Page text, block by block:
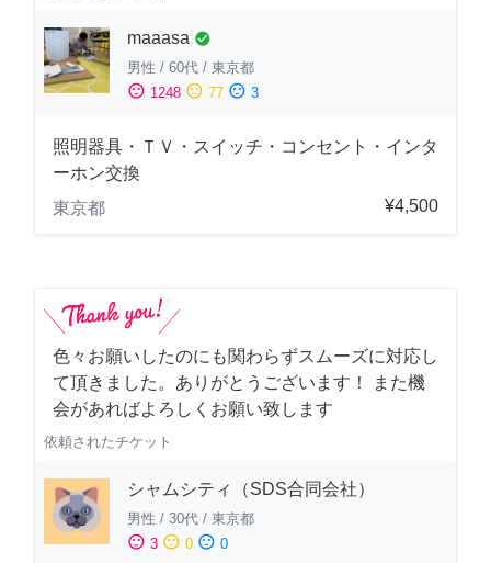
maaasa check_circle
男性 / 60代 / 東京都
sentiment_satisfied 1248 sentiment_neutral 77 sentiment_dissatisfied 3
照明器具・ＴＶ・スイッチ・コンセント・インタ
ーホン交換
東京都
¥4,500
色々お願いしたのにも関わらずスムーズに対応し
て頂きました。ありがとうございます！ また機
会があればよろしくお願い致します
依頼されたチケット
シャムシティ（SDS合同会社）
男性 / 30代 / 東京都
sentiment_satisfied 3 sentiment_neutral 0 sentiment_dissatisfied 0